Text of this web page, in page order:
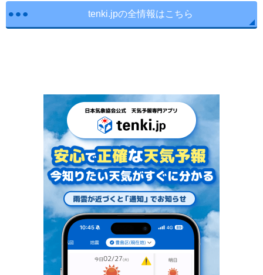
tenki.jpの全情報はこちら